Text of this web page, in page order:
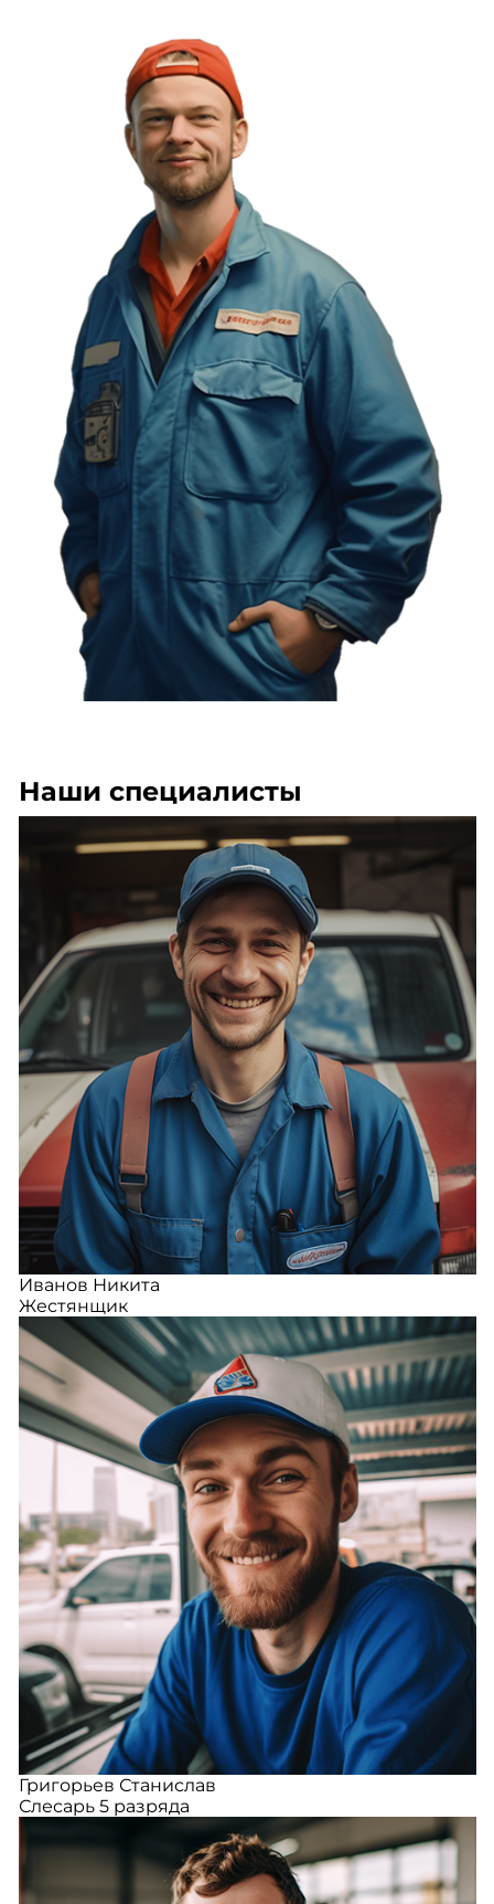
Наши специалисты
Иванов Никита
Жестянщик
Григорьев Станислав
Слесарь 5 разряда